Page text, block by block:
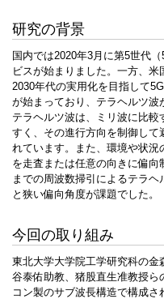
研究の背景
国内では2020年3月に第5世代
ビスが始まりました。一方、
2030年代の実用化を目指して
が始まっており、テラヘルツ波
テラヘルツ波は、ミリ波に比
すく、その進行方向を制御して
れています。また、環境や状況
を走査または任意の向きに偏
までの周波数掃引によるテラ
と狭い偏向角度が課題でした。
今回の取り組み
東北大学大学院工学研究科の
谷泰佑助教、猪股直生准教授ら
コン製のサブ波長構造で構成